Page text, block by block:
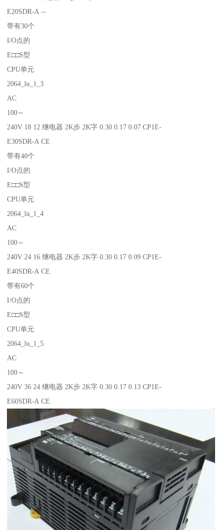
E20SDR-A --
带有30个
I/O点的
E□□S型
CPU单元
2064_lu_1_3
AC
100～
240V 18 12 继电器 2K步 2K字 0.30 0.17 0.07 CP1E-
E30SDR-A CE
带有40个
I/O点的
E□□S型
CPU单元
2064_lu_1_4
AC
100～
240V 24 16 继电器 2K步 2K字 0.30 0.17 0.09 CP1E-
E40SDR-A CE
带有60个
I/O点的
E□□S型
CPU单元
2064_lu_1_5
AC
100～
240V 36 24 继电器 2K步 2K字 0.30 0.17 0.13 CP1E-
E60SDR-A CE